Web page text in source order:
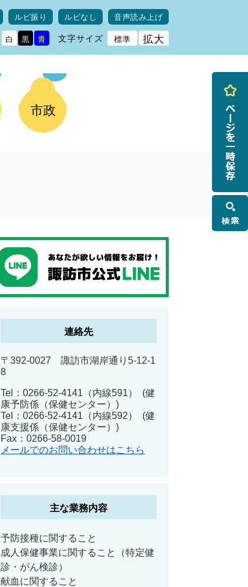
ルビ振り ルビなし 音声読み上げ
白 黒 青 文字サイズ 標準 拡大
市政
連絡先
〒392-0027 諏訪市湖岸通り5-12-1
8
Tel：0266-52-4141（内線591）
健
康予防係（保健センター）
Tel：0266-52-4141（内線592）
健
康支援係（保健センター）
Fax：0266-58-0019
メールでのお問い合わせはこちら
主な業務内容
予防接種に関すること
成人保健事業に関すること（特定健
診・がん検診）
献血に関すること